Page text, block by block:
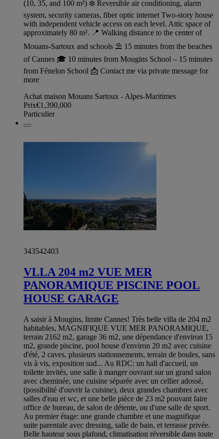
(10, 35, and 100 m²) ❄️ Reversible air conditioning, alarm
system, security cameras, fiber optic internet Two-story house
with independent vehicle access on each level. Attic space of
approximately 80 m². 📍 Walking distance to the center of
Mouans-Sartoux and schools ⛱️ 15 minutes from the beaches
of Cannes 🎓 10 minutes from Mougins School – 15 minutes
from Fénelon School 📩 Contact me via private message for
more
Achat maison Mouans Sartoux - Alpes-Maritimes
Prix€1,390,000
Particulier
343542403
VLLA 204 m2 VUE MER
PANORAMIQUE PISCINE POOL
HOUSE GARAGE
A saisir à Mougins, limite Cannes! Très belle villa de 204 m2
habitables, MAGNIFIQUE VUE MER PANORAMIQUE,
terrain 2162 m2, garage 36 m2, une dépendance d'environ 15
m2, grande piscine, pool house d'environ 20 m2 avec cuisine
d'été, 2 caves, plusieurs stationnements, terrain de boules, sans
vis à vis, exposition sud... Au RDC: un hall d'accueil, un
toilette invités, une salle à manger ouvrant sur un grand salon
avec cheminée, une cuisine séparée avec un cellier adossé,
(possibilité d'ouvrir la cuisine), deux grandes chambres avec
salles d'eau et wc, et une belle pièce de 23 m2 pouvant faire
office de bureau, de salon de détente, ou d'une salle de sport.
Au premier étage: une grande chambre et une magnifique
suite parentale avec dressing, salle de bain, et terrasse privée.
Belle hauteur sous plafond, climatisation réversible dans toute